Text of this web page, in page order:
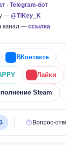
· Telegram-бот
— @TiKey_K
канал — ссылка
ВКонтакте
Лайки
Steam
Вопрос-